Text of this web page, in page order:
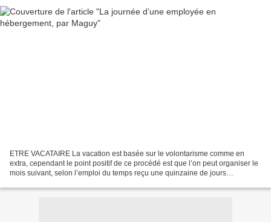
ETRE VACATAIRE La vacation est basée sur le volontarisme comme en
extra, cependant le point positif de ce procédé est que l’on peut organiser le
mois suivant, selon l’emploi du temps reçu une quinzaine de jours